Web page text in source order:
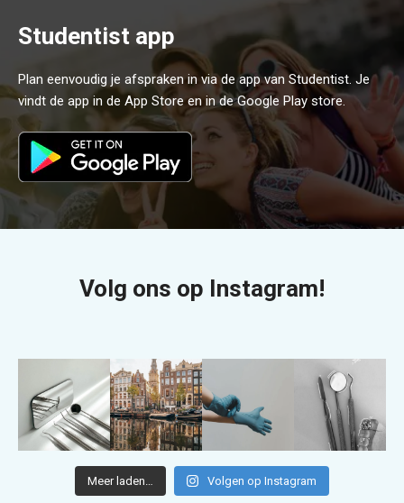
Studentist app
Plan eenvoudig je afspraken in via de app van Studentist. Je
vindt de app in de App Store en in de Google Play store.
Volg ons op Instagram!
Meer laden… Volgen op Instagram